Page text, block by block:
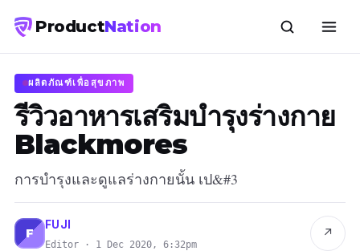
ProductNation
ผลิตภัณฑ์เพื่อสุขภาพ
รีวิวอาหารเสริมบำรุงร่างกาย
Blackmores
การบำรุงและดูแลร่างกายนั้น เป&#3
F
FUJI
Editor · 1 Dec 2020, 6:32pm
↗